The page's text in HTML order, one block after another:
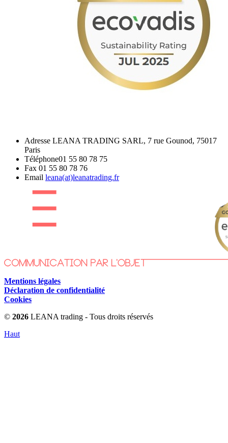
Adresse LEANA TRADING SARL, 7 rue Gounod, 75017
Paris
Téléphone01 55 80 78 75
Fax 01 55 80 78 76
Email leana(at)leanatrading.fr
Mentions légales
Déclaration de confidentialité
Cookies
© 2026 LEANA trading - Tous droits réservés
Haut